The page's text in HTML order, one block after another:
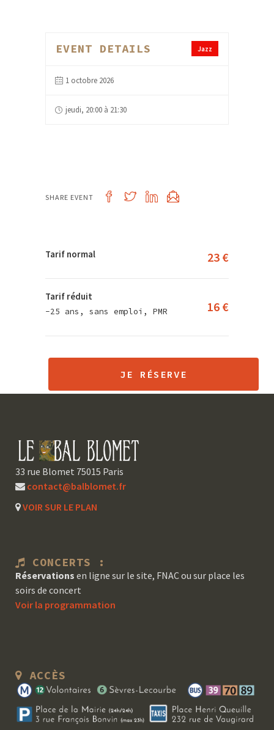
Jazz
EVENT DETAILS
1 octobre 2026
jeudi, 20:00 à 21:30
SHARE EVENT
Tarif normal 23 €
Tarif réduit
-25 ans, sans emploi, PMR 16 €
JE RÉSERVE
33 rue Blomet 75015 Paris
contact@balblomet.fr
VOIR SUR LE PLAN
CONCERTS :
Réservations en ligne sur le site, FNAC ou sur place les
soirs de concert
Voir la programmation
ACCÈS